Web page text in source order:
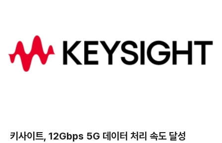
키사이트, 12Gbps 5G 데이터 처리 속도 달성